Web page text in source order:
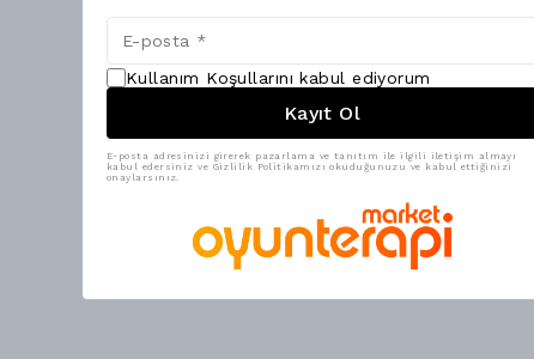
Kullanım Koşullarını kabul ediyorum
Kayıt Ol
E-posta adresinizi girerek pazarlama ve tanıtım ile ilgili iletişim almayı
kabul edersiniz ve Gizlilik Politikamızı okuduğunuzu ve kabul ettiğinizi
onaylarsınız.